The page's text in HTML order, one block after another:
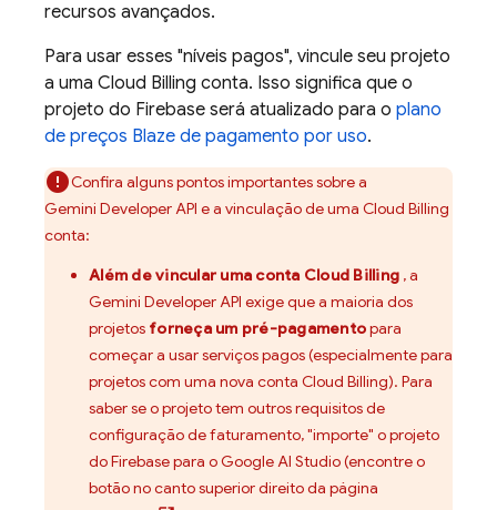
recursos avançados.
Para usar esses "níveis pagos", vincule seu projeto
a uma Cloud Billing conta. Isso significa que o
projeto do Firebase será atualizado para o plano
de preços Blaze de pagamento por uso.
Confira alguns pontos importantes sobre a
Gemini Developer API e a vinculação de uma Cloud Billing
conta:
Além de vincular uma conta Cloud Billing , a
Gemini Developer API exige que a maioria dos
projetos forneça um pré-pagamentopara
começar a usar serviços pagos (especialmente para
projetos com uma nova conta Cloud Billing). Para
saber se o projeto tem outros requisitos de
configuração de faturamento, "importe" o projeto
do Firebase para oGoogle AI Studio(encontre o
botão no canto superior direito da página